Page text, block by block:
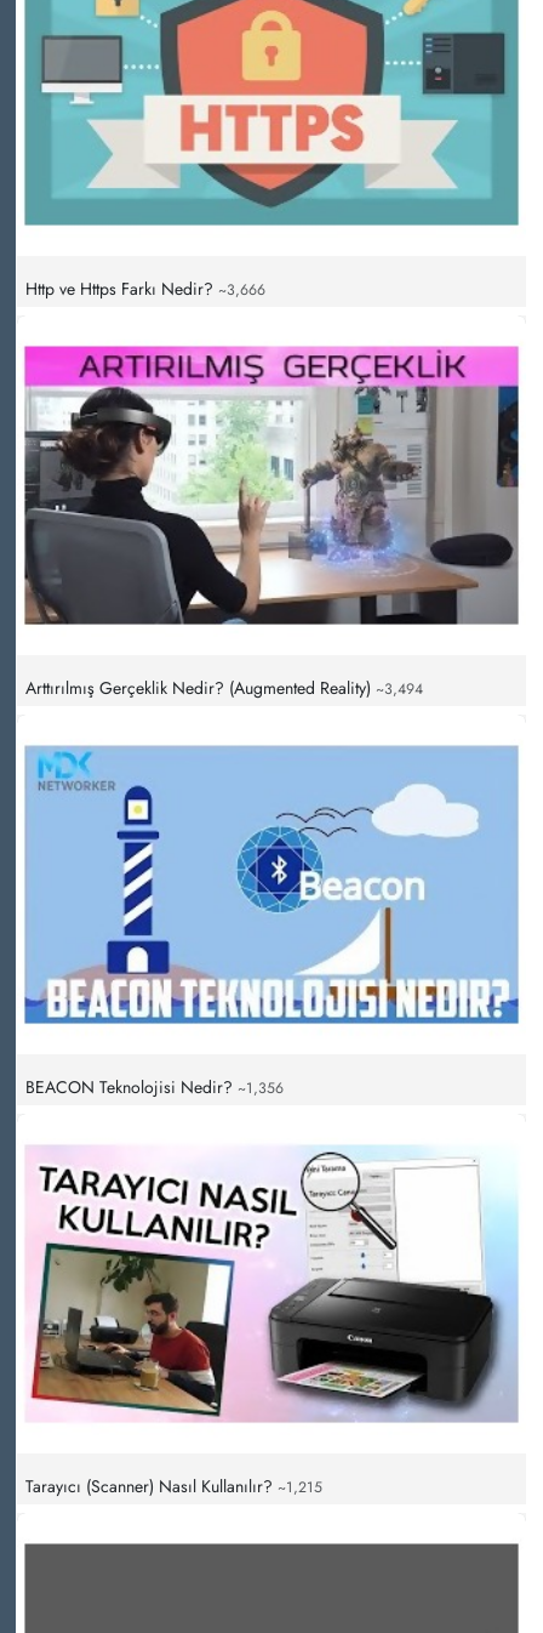
Http ve Https Farkı Nedir? ~3,666
Arttırılmış Gerçeklik Nedir? (Augmented Reality) ~3,494
BEACON Teknolojisi Nedir? ~1,356
Tarayıcı (Scanner) Nasıl Kullanılır? ~1,215